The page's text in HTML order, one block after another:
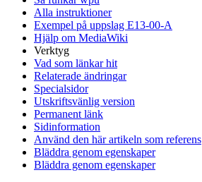
Alla instruktioner
Exempel på uppslag E13-00-A
Hjälp om MediaWiki
Verktyg
Vad som länkar hit
Relaterade ändringar
Specialsidor
Utskriftsvänlig version
Permanent länk
Sidinformation
Använd den här artikeln som referens
Bläddra genom egenskaper
Bläddra genom egenskaper